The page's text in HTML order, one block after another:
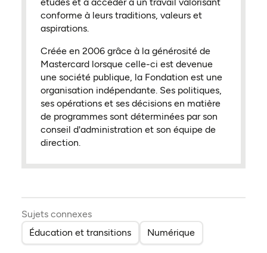
études et à accéder à un travail valorisant
conforme à leurs traditions, valeurs et
aspirations.
Créée en 2006 grâce à la générosité de
Mastercard lorsque celle-ci est devenue
une société publique, la Fondation est une
organisation indépendante. Ses politiques,
ses opérations et ses décisions en matière
de programmes sont déterminées par son
conseil d'administration et son équipe de
direction.
Sujets connexes
Éducation et transitions
Numérique